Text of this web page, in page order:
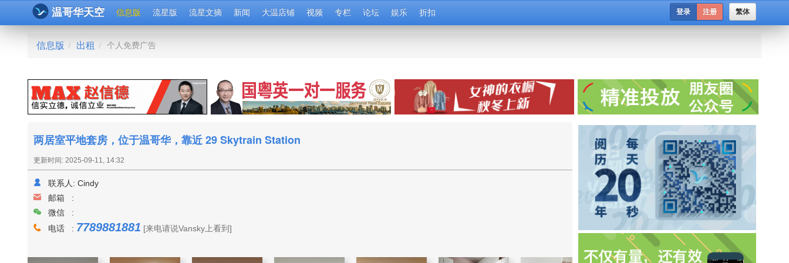
温哥华天空 信息版 流星版 流星文摘 新闻 大温店铺 视频 专栏 论坛 娱乐 折扣 繁体
登录 注册
信息版 / 出租 / 个人免费广告
两居室平地套房，位于温哥华，靠近 29 Skytrain Station
更新时间: 2025-09-11, 14:32
联系人: Cindy
邮箱 :
微信 :
电话 : 7789881881 [来电请说Vansky上看到]